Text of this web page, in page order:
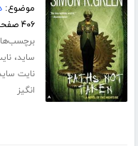
موضوع:
۴۰۶ صفحه
ساید،
نایت
انگیز